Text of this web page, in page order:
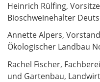
Heinrich Rülfing,
Bioschweinehalter
Annette Alpers,
Ökologischer Landbau
Rachel Fischer,
und Gartenbau,